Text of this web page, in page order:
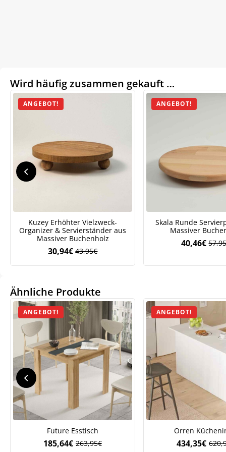
Wird häufig zusammen gekauft …
ANGEBOT!
Kuzey Erhöhter Vielzweck-
Organizer & Servierständer aus
Massiver Buchenholz
43,95€
Ursprünglicher
Preis
30,94€Aktueller
Preis
ANGEBOT!
Skala Runde
Massiver
war:
40,46€
ist:
Ähnliche Produkte
ANGEBOT!
Future Esstisch
263,95€
Ursprünglicher
185,64€Aktueller
ANGEBOT!
Orren
434,35€